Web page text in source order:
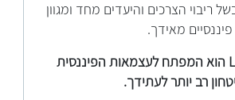
ריבוי הצרכים והיעדים מחד ומגוון
מאידך.
תהליך Life Plan הוא המפתח לעצמאות הפיננסית
רב יותר לעתידך.